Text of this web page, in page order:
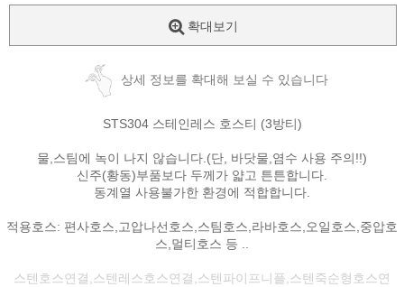
확대보기
상세 정보를 확대해 보실 수 있습니다
STS304 스테인레스 호스티 (3방티)
물,스팀에 녹이 나지 않습니다.(단, 바닷물,염수 사용 주의!!)
신주(황동)부품보다 두께가 얇고 튼튼합니다.
동계열 사용불가한 환경에 적합합니다.
적용호스: 편사호스,고압나선호스,스팀호스,라바호스,오일호스,중압호
스,멀티호스 등 ..
스텐호스연결,스텐레스호스연결,스텐파이프니플,스텐죽순형호스연